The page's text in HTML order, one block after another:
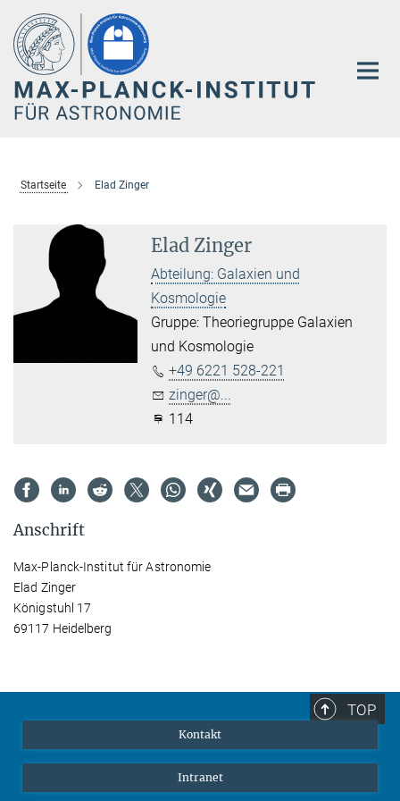
Hauptinhalt
Startseite Elad Zinger
Elad Zinger
Abteilung: Galaxien und
Kosmologie
Gruppe: Theoriegruppe Galaxien
und Kosmologie
+49 6221 528-221
zinger@...
114
Anschrift
Max-Planck-Institut für Astronomie
Elad Zinger
Königstuhl 17
69117 Heidelberg
TOP
Kontakt
Intranet